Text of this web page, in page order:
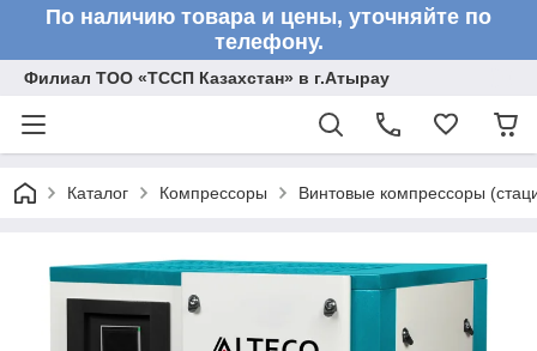
По наличию товара и цены, уточняйте по
телефону.
Филиал ТОО «ТССП Казахстан» в г.Атырау
Каталог Компрессоры Винтовые компрессоры